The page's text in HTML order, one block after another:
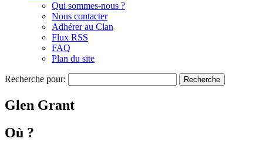
Qui sommes-nous ?
Nous contacter
Adhérer au Clan
Flux RSS
FAQ
Plan du site
Recherche pour:
Glen Grant
Où ?